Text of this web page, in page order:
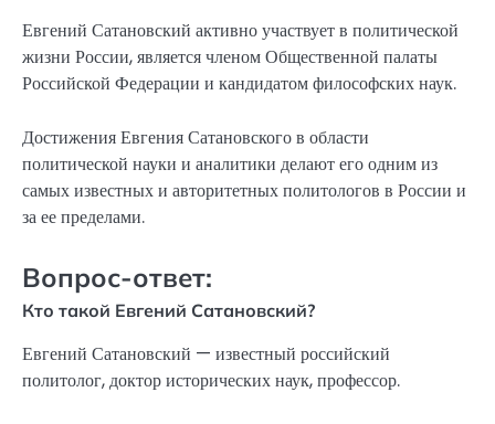
Евгений Сатановский активно участвует в политической
жизни России, является членом Общественной палаты
Российской Федерации и кандидатом философских наук.
Достижения Евгения Сатановского в области
политической науки и аналитики делают его одним из
самых известных и авторитетных политологов в России и
за ее пределами.
Вопрос-ответ:
Кто такой Евгений Сатановский?
Евгений Сатановский — известный российский
политолог, доктор исторических наук, профессор.